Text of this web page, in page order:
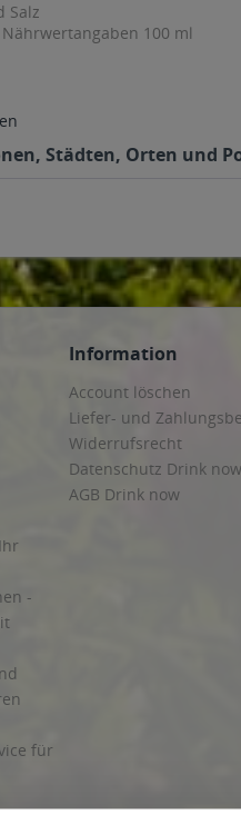
Salz
100 ml
Städten, Orten und
-
für
Information
Account löschen
Liefer- und
Widerrufsrecht
Datenschutz Drink now
AGB Drink now